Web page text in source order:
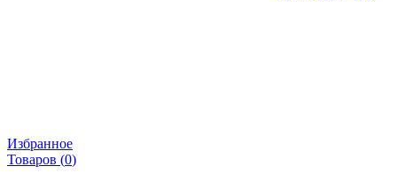
Избранное
Товаров (0)